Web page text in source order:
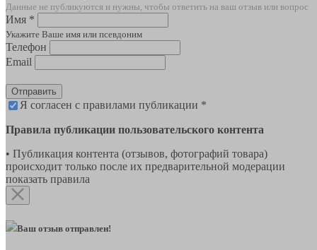
Данные не публикуются и нужны, чтобы ответить на ваш отзыв или вопрос
Имя *
Укажите Ваше имя или псевдоним
Телефон
Email
Отправить
Я согласен с правилами публикации *
Правила публикации пользовательского контента
• Публикация контента (отзывов, фотографий товара)
происходит только после их предварительной модерации
показать правила
Ваш отзыв отправлен!